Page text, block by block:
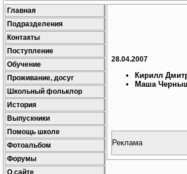
Главная
Подразделения
Контакты
Поступление
Обучение
Проживание, досуг
Школьный фольклор
История
Выпускники
Помощь школе
Фотоальбом
Форумы
О сайте
28.04.2007
Кирилл
Маша
Реклама